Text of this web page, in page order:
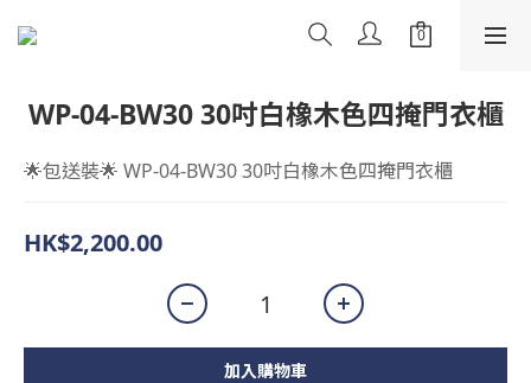
WP-04-BW30 30吋白橡木色四掩門衣櫃
🌟包送裝🌟 WP-04-BW30 30吋白橡木色四掩門衣櫃
HK$2,200.00
加入購物車